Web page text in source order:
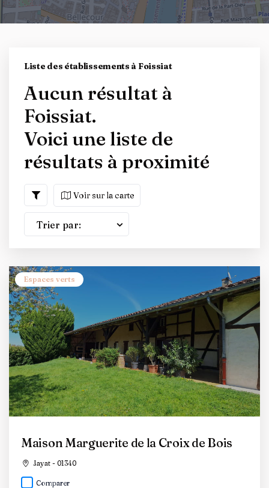
Liste des établissements à Foissiat
Aucun résultat à
Foissiat.
Voici une liste de
résultats à proximité
Voir sur la carte
Trier par:
Espaces verts
Maison Marguerite de la Croix de Bois
Jayat - 01340
Comparer